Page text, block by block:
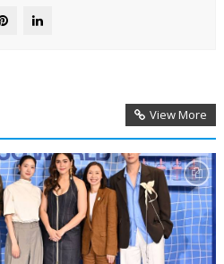
View More